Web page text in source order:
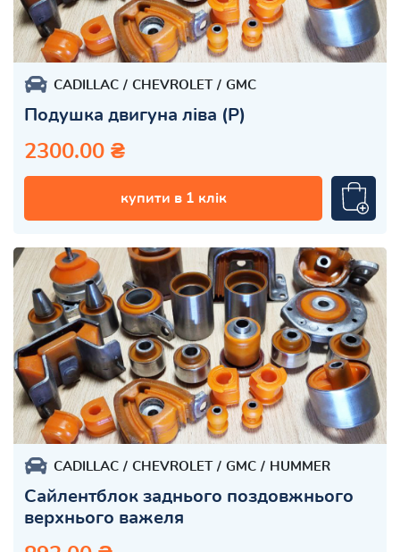
CADILLAC CHEVROLET GMC
Подушка двигуна ліва (P)
2300.00 ₴
купити в 1 клік
CADILLAC CHEVROLET GMC HUMMER
Сайлентблок заднього поздовжнього
верхнього важеля